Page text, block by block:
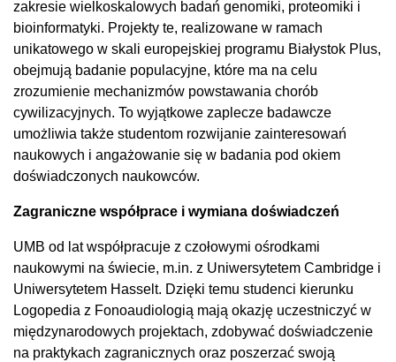
zakresie wielkoskalowych badań genomiki, proteomiki i
bioinformatyki. Projekty te, realizowane w ramach
unikatowego w skali europejskiej programu Białystok Plus,
obejmują badanie populacyjne, które ma na celu
zrozumienie mechanizmów powstawania chorób
cywilizacyjnych. To wyjątkowe zaplecze badawcze
umożliwia także studentom rozwijanie zainteresowań
naukowych i angażowanie się w badania pod okiem
doświadczonych naukowców.
Zagraniczne współprace i wymiana doświadczeń
UMB od lat współpracuje z czołowymi ośrodkami
naukowymi na świecie, m.in. z Uniwersytetem Cambridge i
Uniwersytetem Hasselt. Dzięki temu studenci kierunku
Logopedia z Fonoaudiologią mają okazję uczestniczyć w
międzynarodowych projektach, zdobywać doświadczenie
na praktykach zagranicznych oraz poszerzać swoją